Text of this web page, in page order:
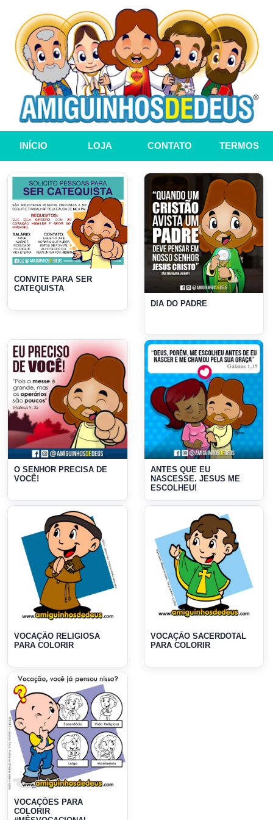
INÍCIO LOJA CONTATO TERMOS
CONVITE PARA SER
CATEQUISTA
DIA DO PADRE
O SENHOR PRECISA DE
VOCÊ!
ANTES QUE EU
NASCESSE. JESUS ME
ESCOLHEU!
VOCAÇÃO RELIGIOSA
PARA COLORIR
VOCAÇÃO SACERDOTAL
PARA COLORIR
VOCAÇÕES PARA
COLORIR